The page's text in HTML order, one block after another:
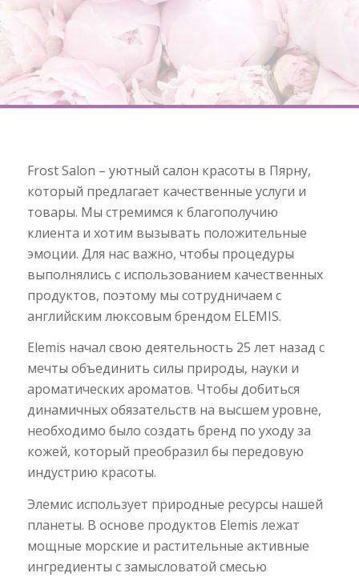
Frost Salon – уютный салон красоты в Пярну,
который предлагает качественные услуги и
товары. Мы стремимся к благополучию
клиента и хотим вызывать положительные
эмоции. Для нас важно, чтобы процедуры
выполнялись с использованием качественных
продуктов, поэтому мы сотрудничаем с
английским люксовым брендом ELEMIS.
Elemis начал свою деятельность 25 лет назад с
мечты объединить силы природы, науки и
ароматических ароматов. Чтобы добиться
динамичных обязательств на высшем уровне,
необходимо было создать бренд по уходу за
кожей, который преобразил бы передовую
индустрию красоты.
Элемис использует природные ресурсы нашей
планеты. В основе продуктов Elemis лежат
мощные морские и растительные активные
ингредиенты с замысловатой смесью